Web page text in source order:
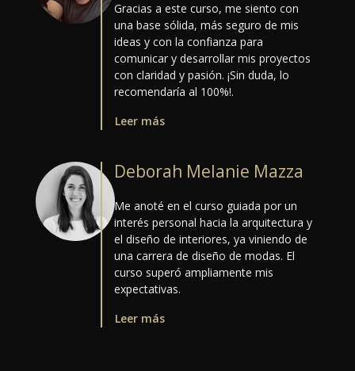
Gracias a este curso, me siento con
una base sólida, más seguro de mis
ideas y con la confianza para
comunicar y desarrollar mis proyectos
con claridad y pasión. ¡Sin duda, lo
recomendaría al 100%!.
Leer más
Deborah Melanie Mazza
Me anoté en el curso guiada por un
interés personal hacia la arquitectura y
el diseño de interiores, ya viniendo de
una carrera de diseño de modas. El
curso superó ampliamente mis
expectativas.
Leer más